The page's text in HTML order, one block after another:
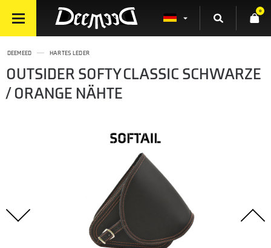
0
DEEMEED HARTES LEDER
OUTSIDER SOFTY CLASSIC SCHWARZE
/ ORANGE NÄHTE